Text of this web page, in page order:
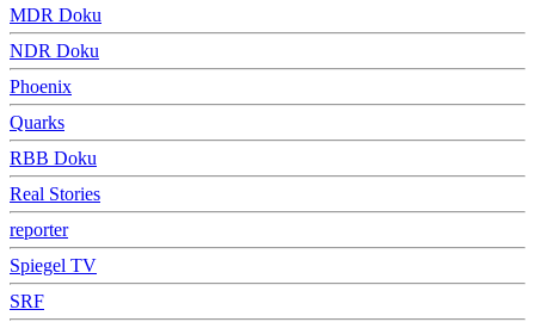
MDR Doku
NDR Doku
Phoenix
Quarks
RBB Doku
Real Stories
reporter
Spiegel TV
SRF